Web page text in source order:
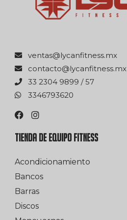
xm.ssentifnacyl@satnev
xm.ssentifnacyl@otcatnoc
75 / 9989 4032 33
0263976433
TIENDA DE EQUIPO FITNESS
Acondicionamiento
Bancos
Barras
Discos